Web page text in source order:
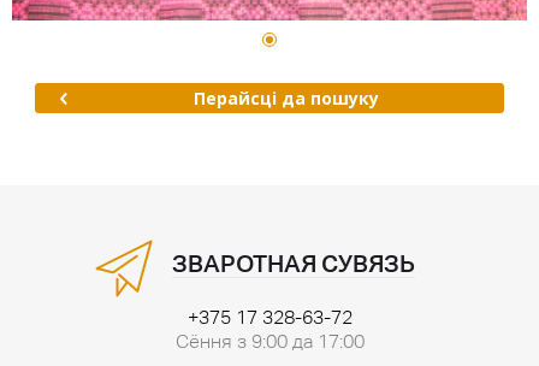
Перайсці да пошуку
ЗВАРОТНАЯ СУВЯЗЬ
+375 17 328-63-72
Сёння з 9:00 да 17:00